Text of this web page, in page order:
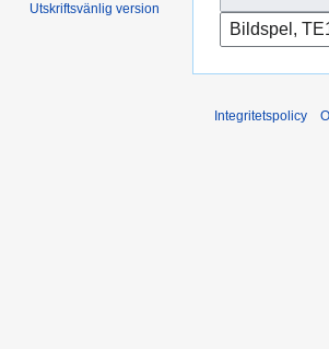
Utskriftsvänlig version
Integritetspolicy